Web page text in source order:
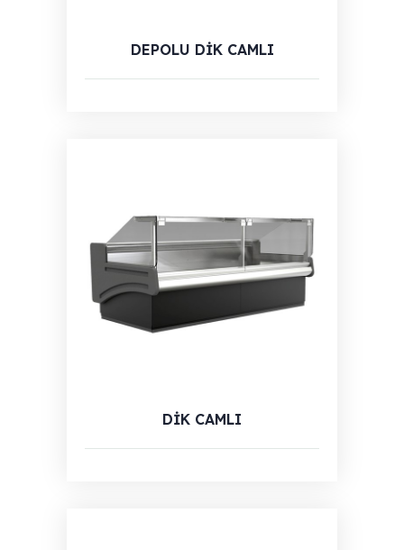
DEPOLU DİK CAMLI
DİK CAMLI